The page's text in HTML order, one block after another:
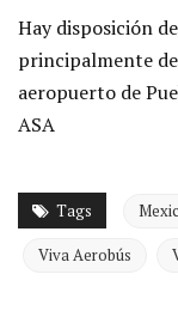
Hay disposición
principalmente
aeropuerto de
ASA
Tags
Viva Aerobús